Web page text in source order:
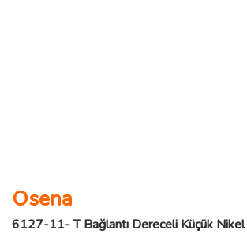
Osena
6127-11- T Bağlantı Dereceli Küçük Nikel